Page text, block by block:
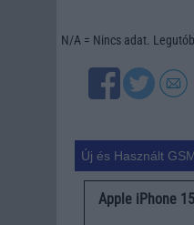
N/A = Nincs adat.
Új és Használt
Apple iPhone